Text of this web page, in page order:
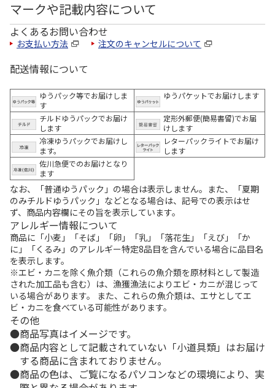
マークや記載内容について
よくあるお問い合わせ
お支払い方法 注文のキャンセルについて
配送情報について
ゆうパック等でお届けしま
す
ゆうパケットでお届けします
チルドゆうパックでお届け
します
定形外郵便(簡易書留)でお届
けします
冷凍ゆうパックでお届けし
ます。
レターパックライトでお届け
します
佐川急便でのお届けとなり
ます
なお、「普通ゆうパック」の場合は表示しません。また、「夏期
のみチルドゆうパック」などとなる場合は、記号での表示はせ
ず、商品内容欄にその旨を表示しています。
アレルギー情報について
商品に「小麦」「そば」「卵」「乳」「落花生」「えび」「か
に」「くるみ」のアレルギー特定8品目を含んでいる場合に品目名
を表示します。
※エビ・カニを除く魚介類（これらの魚介類を原材料として製造
された加工品も含む）は、漁獲漁法によりエビ・カニが混じって
いる場合があります。 また、これらの魚介類は、エサとしてエ
ビ・カニを食べている可能性があります。
その他
商品写真はイメージです。
商品内容として記載されていない「小道具類」はお届け
する商品に含まれておりません。
商品の色は、ご覧になるパソコンなどの環境により、実